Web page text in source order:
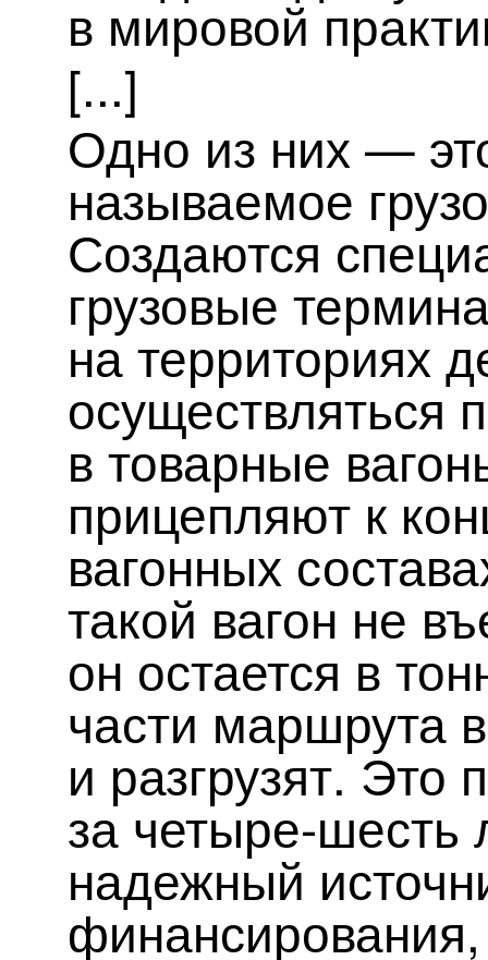
в мировой
[...]
Одно из них —
называемое
Создаются
грузовые
на территориях
осуществляться
в товарные
прицепляют к
вагонных
такой вагон не
он остается в
части маршрута
и разгрузят. Это
за четыре-шесть
надежный